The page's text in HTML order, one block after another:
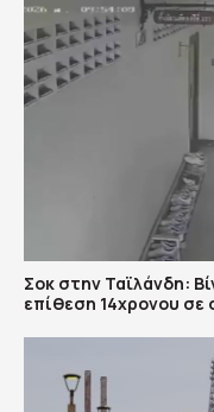
Σοκ στην Ταϊλάνδη:
επίθεση 14χρονου σε